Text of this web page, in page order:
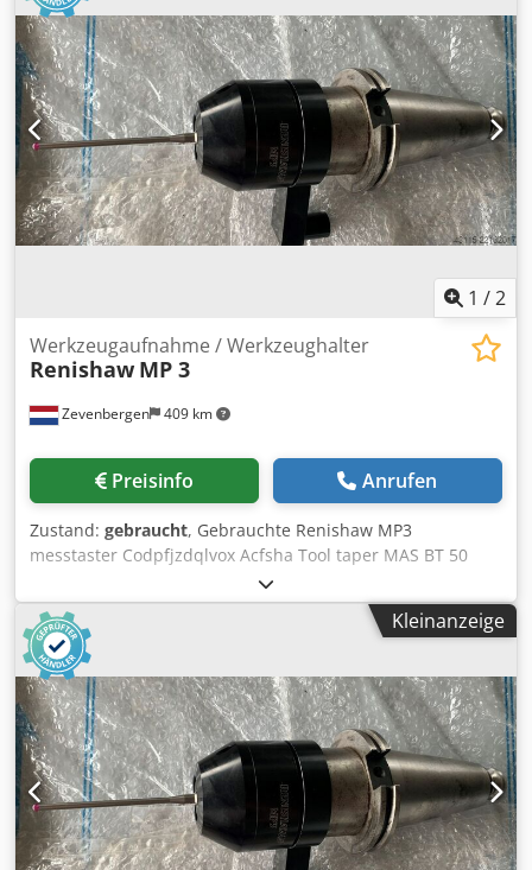
1 /2
Zevenbergen 409 km
Werkzeugaufnahme / Werkzeughalter
Renishaw MP 3
Preisinfo Anrufen
Zustand: gebraucht, Gebrauchte Renishaw MP3
messtaster Codpfjzdqlvox Acfsha Tool taper MAS BT 50
Kleinanzeige